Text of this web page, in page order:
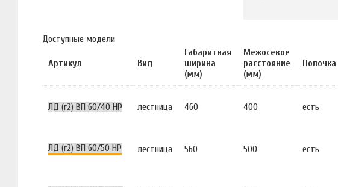
Доступные модели
Артикул Вид
Габаритная
ширина
(мм)
Межосевое
расстояние
(мм)
Полочка
ЛД (г2) ВП 60/40 НР лестница 460 400 есть
ЛД (г2) ВП 60/50 НР лестница 560 500 есть